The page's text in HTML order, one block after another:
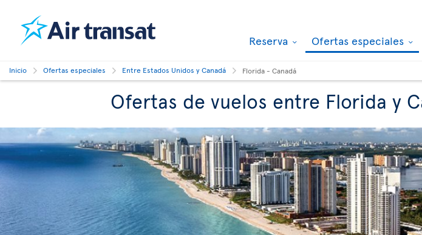
Reserva Ofertas especiales
Inicio Ofertas especiales Entre Estados Unidos y Canadá Florida - Canadá
Ofertas de vuelos entre Florida y